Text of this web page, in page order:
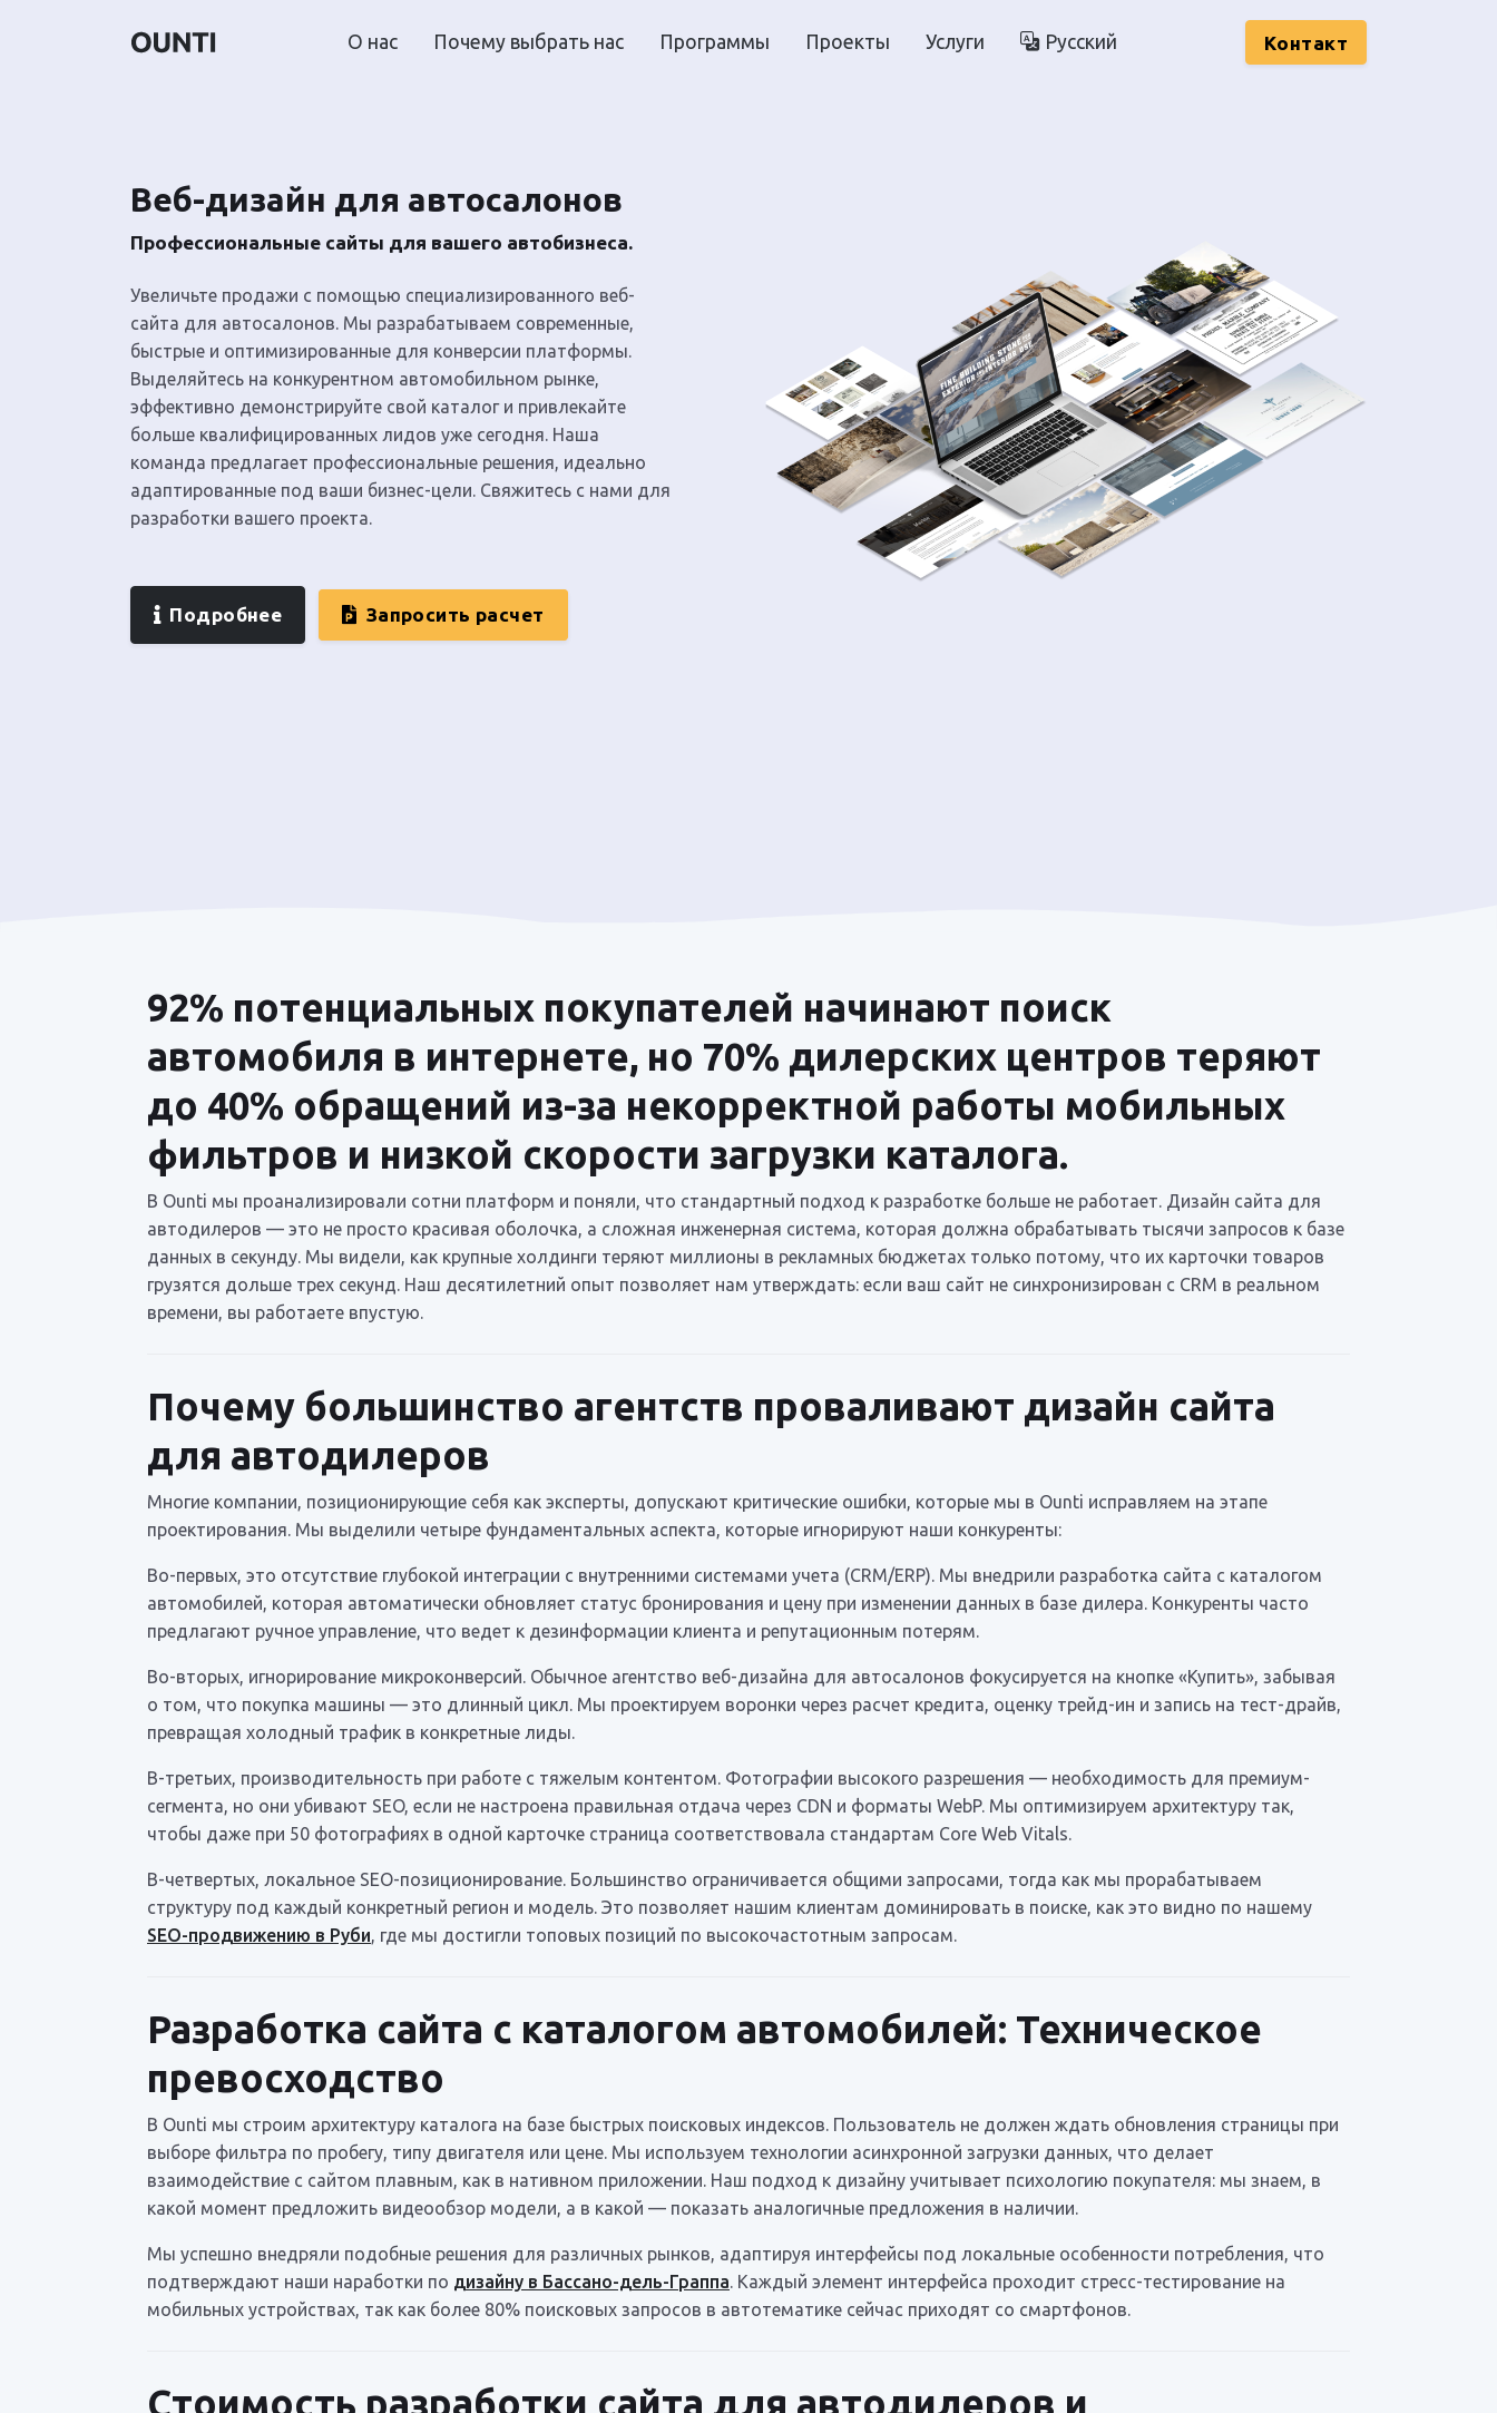
О нас Почему выбрать нас Программы Проекты Услуги Русский Kонтакт
Веб-дизайн для автосалонов
Профессиональные сайты для вашего автобизнеса.
Увеличьте продажи с помощью специализированного веб-
сайта для автосалонов. Мы разрабатываем современные,
быстрые и оптимизированные для конверсии платформы.
Выделяйтесь на конкурентном автомобильном рынке,
эффективно демонстрируйте свой каталог и привлекайте
больше квалифицированных лидов уже сегодня. Наша
команда предлагает профессиональные решения, идеально
адаптированные под ваши бизнес-цели. Свяжитесь с нами для
разработки вашего проекта.
Подробнее Запросить расчет
92% потенциальных покупателей начинают поиск
автомобиля в интернете, но 70% дилерских центров теряют
до 40% обращений из-за некорректной работы мобильных
фильтров и низкой скорости загрузки каталога.
В Ounti мы проанализировали сотни платформ и поняли, что стандартный подход к разработке больше не работает. Дизайн сайта для
автодилеров — это не просто красивая оболочка, а сложная инженерная система, которая должна обрабатывать тысячи запросов к базе
данных в секунду. Мы видели, как крупные холдинги теряют миллионы в рекламных бюджетах только потому, что их карточки товаров
грузятся дольше трех секунд. Наш десятилетний опыт позволяет нам утверждать: если ваш сайт не синхронизирован с CRM в реальном
времени, вы работаете впустую.
Почему большинство агентств проваливают дизайн сайта
для автодилеров
Многие компании, позиционирующие себя как эксперты, допускают критические ошибки, которые мы в Ounti исправляем на этапе
проектирования. Мы выделили четыре фундаментальных аспекта, которые игнорируют наши конкуренты:
Во-первых, это отсутствие глубокой интеграции с внутренними системами учета (CRM/ERP). Мы внедрили разработка сайта с каталогом
автомобилей, которая автоматически обновляет статус бронирования и цену при изменении данных в базе дилера. Конкуренты часто
предлагают ручное управление, что ведет к дезинформации клиента и репутационным потерям.
Во-вторых, игнорирование микроконверсий. Обычное агентство веб-дизайна для автосалонов фокусируется на кнопке «Купить», забывая
о том, что покупка машины — это длинный цикл. Мы проектируем воронки через расчет кредита, оценку трейд-ин и запись на тест-драйв,
превращая холодный трафик в конкретные лиды.
В-третьих, производительность при работе с тяжелым контентом. Фотографии высокого разрешения — необходимость для премиум-
сегмента, но они убивают SEO, если не настроена правильная отдача через CDN и форматы WebP. Мы оптимизируем архитектуру так,
чтобы даже при 50 фотографиях в одной карточке страница соответствовала стандартам Core Web Vitals.
В-четвертых, локальное SEO-позиционирование. Большинство ограничивается общими запросами, тогда как мы прорабатываем
структуру под каждый конкретный регион и модель. Это позволяет нашим клиентам доминировать в поиске, как это видно по нашему
SEO-продвижению в Руби, где мы достигли топовых позиций по высокочастотным запросам.
Разработка сайта с каталогом автомобилей: Техническое
превосходство
В Ounti мы строим архитектуру каталога на базе быстрых поисковых индексов. Пользователь не должен ждать обновления страницы при
выборе фильтра по пробегу, типу двигателя или цене. Мы используем технологии асинхронной загрузки данных, что делает
взаимодействие с сайтом плавным, как в нативном приложении. Наш подход к дизайну учитывает психологию покупателя: мы знаем, в
какой момент предложить видеообзор модели, а в какой — показать аналогичные предложения в наличии.
Мы успешно внедряли подобные решения для различных рынков, адаптируя интерфейсы под локальные особенности потребления, что
подтверждают наши наработки по дизайну в Бассано-дель-Граппа. Каждый элемент интерфейса проходит стресс-тестирование на
мобильных устройствах, так как более 80% поисковых запросов в автотематике сейчас приходят со смартфонов.
Стоимость разработки сайта для автодилеров и